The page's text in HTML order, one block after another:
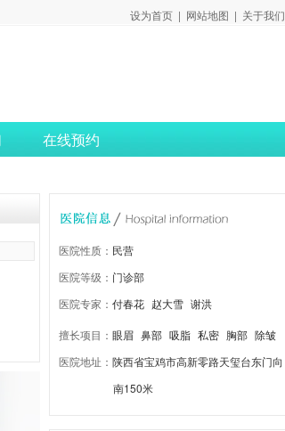
设为首页 | 网站地图 | 关于我们
在线预约
医院性质： 民营
医院等级： 门诊部
医院专家： 付春花 赵大雪 谢洪
擅长项目： 眼眉 鼻部 吸脂 私密 胸部 除皱
抗衰 注射激光 皮肤改善 牙齿
医院地址： 陕西省宝鸡市高新零路天玺台东门向
南150米